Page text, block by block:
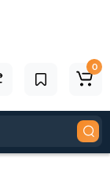
0